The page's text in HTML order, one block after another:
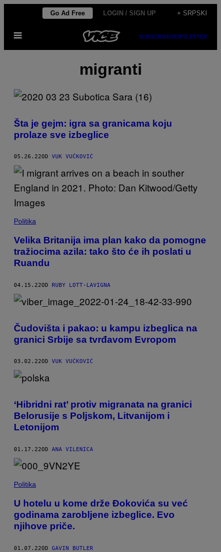
садржај
Go Ad Free LOGIN / SIGN UP + SRPSKI
Otvori
SUBSCRIBENEWSLETTER
migranti
Šta je gejm: igra sa granicama koju
prolaze sve izbeglice
05.26.22OD VUK VUČKOVIĆ
Politika
Velika Britanija ima plan kako da pomogne
tražiocima azila: tako što će ih poslati u
Ruandu
04.15.22OD RUBY LOTT-LAVIGNA
Čudovišta i pakao: u kampu izbeglica na
granici Srbije sa tvrđavom Evropom
03.02.22OD VUK VUČKOVIĆ
‘Hibridni rat’ protiv migranata na granici
Belorusije s Poljskom, Litvanijom i
Letonijom
01.17.22OD ANA VILENICA
Politika
U hotelu u kome drže Đokovića su već
godinama zarobljene izbeglice. Evo
njihove priče.
01.07.22OD GAVIN BUTLER